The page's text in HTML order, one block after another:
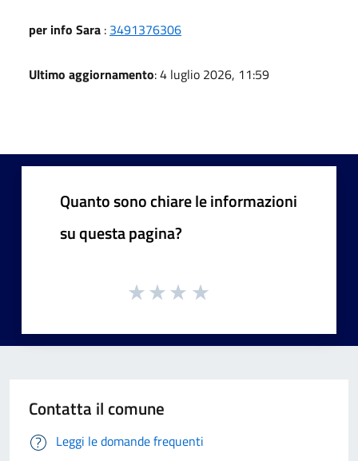
per info Sara : 3491376306
Ultimo aggiornamento: 4 luglio 2026, 11:59
Quanto sono chiare le informazioni
su questa pagina?
Contatta il comune
Leggi le domande frequenti